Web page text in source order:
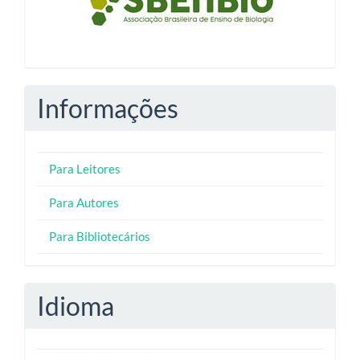
Informações
Para Leitores
Para Autores
Para Bibliotecários
Idioma